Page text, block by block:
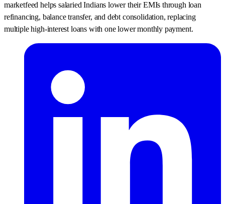
marketfeed helps salaried Indians lower their EMIs through loan
refinancing, balance transfer, and debt consolidation, replacing
multiple high-interest loans with one lower monthly payment.